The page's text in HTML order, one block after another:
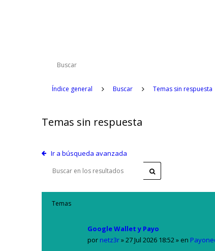
Índice general Buscar Temas sin respuesta
Temas sin respuesta
Ir a búsqueda avanzada
Temas
Google Wallet y Payo
por netz3r»27 Jul 2026 18:52» en